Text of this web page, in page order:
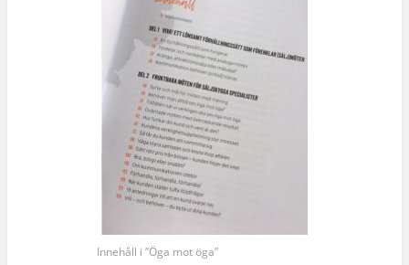
Innehåll i ”Öga mot öga”